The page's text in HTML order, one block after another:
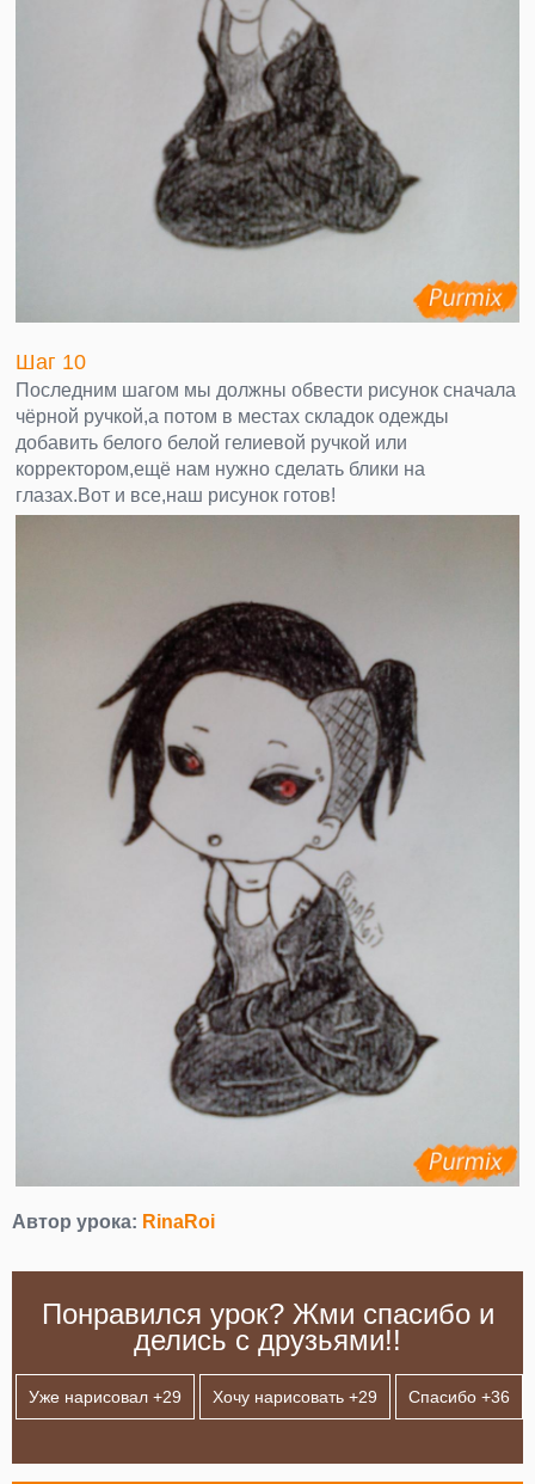
Шаг 10
Последним шагом мы должны обвести рисунок сначала
чёрной ручкой,а потом в местах складок одежды
добавить белого белой гелиевой ручкой или
корректором,ещё нам нужно сделать блики на
глазах.Вот и все,наш рисунок готов!
Автор урока: RinaRoi
Понравился урок? Жми спасибо и
делись с друзьями!!
Уже нарисовал +29 Хочу нарисовать +29 Спасибо +36